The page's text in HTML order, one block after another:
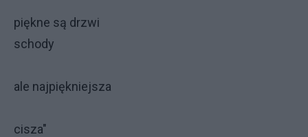
piękne są drzwi
schody
ale najpiękniejsza
cisza"